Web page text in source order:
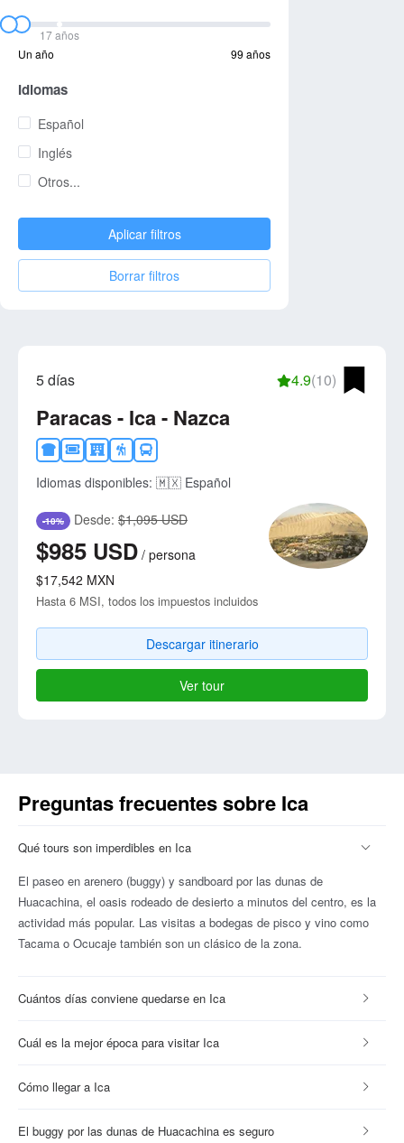
17 años
Un año
99 años
Idiomas
Español
Inglés
Otros...
Aplicar filtros
Borrar filtros
5 días 4.9(10)
Paracas - Ica - Nazca
Idiomas disponibles: 🇲🇽 Español
-10% Desde: $1,095 USD
$985 USD / persona
$17,542 MXN
Hasta 6 MSI, todos los impuestos incluidos
Descargar itinerario
Ver tour
Preguntas frecuentes sobre Ica
Qué tours son imperdibles en Ica
El paseo en arenero (buggy) y sandboard por las dunas de
Huacachina, el oasis rodeado de desierto a minutos del centro, es la
actividad más popular. Las visitas a bodegas de pisco y vino como
Tacama o Ocucaje también son un clásico de la zona.
Cuántos días conviene quedarse en Ica
Cuál es la mejor época para visitar Ica
Cómo llegar a Ica
El buggy por las dunas de Huacachina es seguro